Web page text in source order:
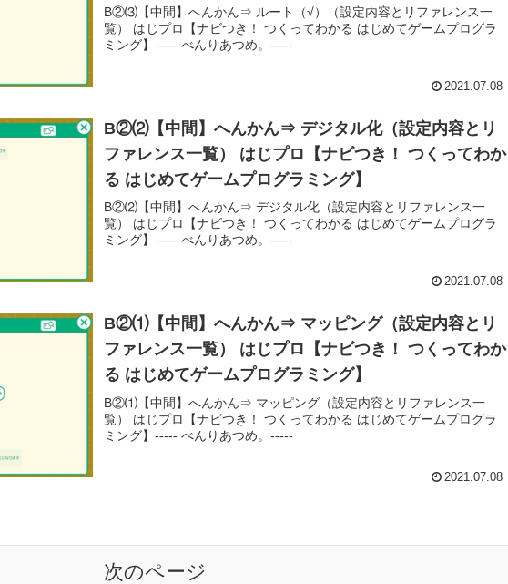
B②⑶【中間】へんかん⇒ ルート（√）（設定内容とリファレンス一
覧） はじプロ【ナビつき！ つくってわかる はじめてゲームプログラ
ミング】----- べんりあつめ。-----
2021.07.08
B②⑵【中間】へんかん⇒ デジタル化（設定内容とリ
ファレンス一覧） はじプロ【ナビつき！ つくってわか
る はじめてゲームプログラミング】
B②⑵【中間】へんかん⇒ デジタル化（設定内容とリファレンス一
覧） はじプロ【ナビつき！ つくってわかる はじめてゲームプログラ
ミング】----- べんりあつめ。-----
2021.07.08
B②⑴【中間】へんかん⇒ マッピング（設定内容とリ
ファレンス一覧） はじプロ【ナビつき！ つくってわか
る はじめてゲームプログラミング】
B②⑴【中間】へんかん⇒ マッピング（設定内容とリファレンス一
覧） はじプロ【ナビつき！ つくってわかる はじめてゲームプログラ
ミング】----- べんりあつめ。-----
2021.07.08
次のページ